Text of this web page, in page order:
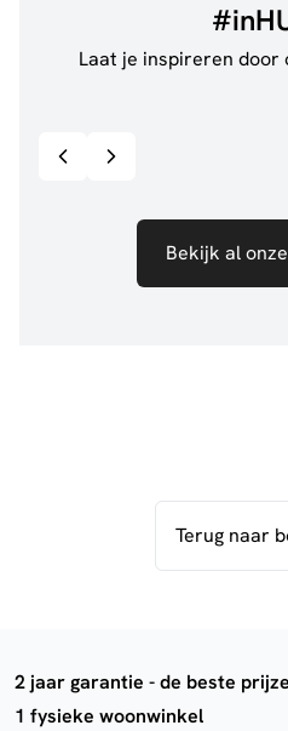
Laat je inspireren door
Bekijk al
Terug naar
2 jaar garantie - de beste
1 fysieke woonwinkel